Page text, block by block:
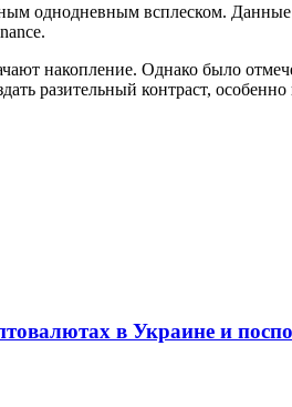
однодневным всплеском.
накопление. Однако было
разительный контраст,
в Украине и